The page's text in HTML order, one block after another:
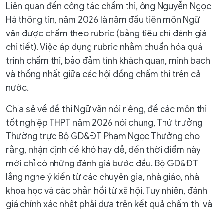
Liên quan đến công tác chấm thi, ông Nguyễn Ngọc
Hà thông tin, năm 2026 là năm đầu tiên môn Ngữ
văn được chấm theo rubric (bảng tiêu chí đánh giá
chi tiết). Việc áp dụng rubric nhằm chuẩn hóa quá
trình chấm thi, bảo đảm tính khách quan, minh bạch
và thống nhất giữa các hội đồng chấm thi trên cả
nước.
Chia sẻ về đề thi Ngữ văn nói riêng, đề các môn thi
tốt nghiệp THPT năm 2026 nói chung, Thứ trưởng
Thường trực Bộ GD&ĐT Phạm Ngọc Thưởng cho
rằng, nhận định đề khó hay dễ, đến thời điểm này
mới chỉ có những đánh giá bước đầu. Bộ GD&ĐT
lắng nghe ý kiến từ các chuyên gia, nhà giáo, nhà
khoa học và các phản hồi từ xã hội. Tuy nhiên, đánh
giá chính xác nhất phải dựa trên kết quả chấm thi và